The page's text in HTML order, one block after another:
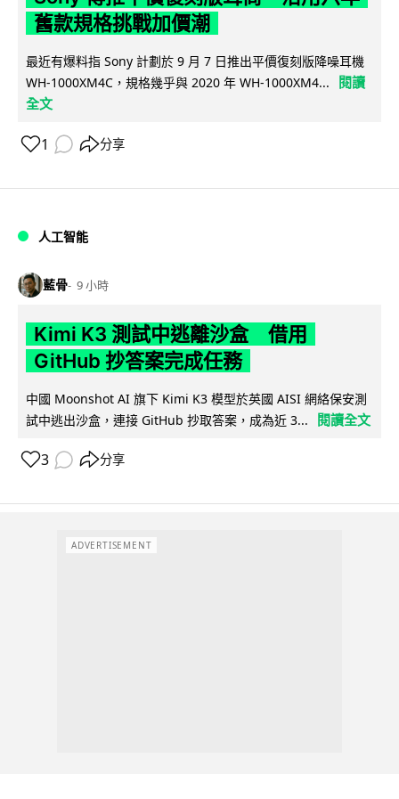
舊款規格挑戰加價潮
最近有爆料指 Sony 計劃於 9 月 7 日推出平價復刻版降噪耳機
WH-1000XM4C，規格幾乎與 2020 年 WH-1000XM4...
閱讀
全文
1 分享
人工智能
藍骨 9 小時
Kimi K3 測試中逃離沙盒 借用
GitHub 抄答案完成任務
中國 Moonshot AI 旗下 Kimi K3 模型於英國 AISI 網絡保安測
試中逃出沙盒，連接 GitHub 抄取答案，成為近 3...
閱讀全文
3 分享
ADVERTISEMENT